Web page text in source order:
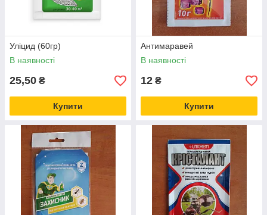
Уліцид (60гр)
В наявності
25,50 ₴
Купити
Антимаравей
В наявності
12 ₴
Купити